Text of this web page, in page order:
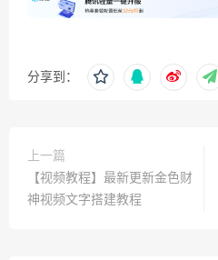
分享到：
上一篇
【视频教程】最新更新金色财
神视频文字搭建教程